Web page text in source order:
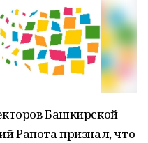
Башкирской
Рапота признал, что